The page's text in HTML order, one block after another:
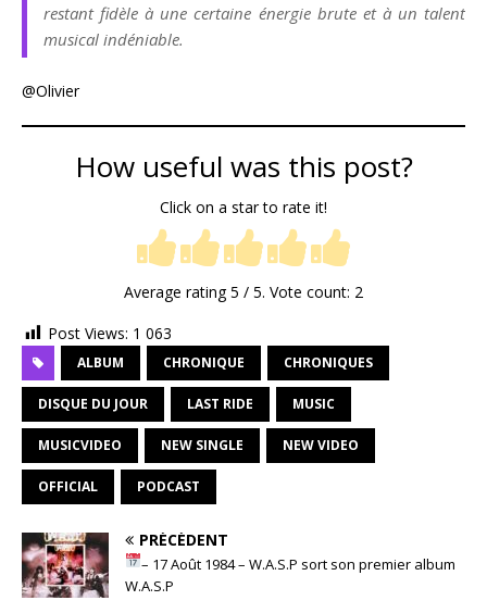
restant fidèle à une certaine énergie brute et à un talent
musical indéniable.
@Olivier
How useful was this post?
Click on a star to rate it!
Average rating5 / 5. Vote count: 2
Post Views: 1 063
ALBUM CHRONIQUE CHRONIQUES
DISQUE DU JOUR LAST RIDE MUSIC
MUSICVIDEO NEW SINGLE NEW VIDEO
OFFICIAL PODCAST
PRÉCÉDENT
– 17 Août 1984 – W.A.S.P sort son premier album
W.A.S.P